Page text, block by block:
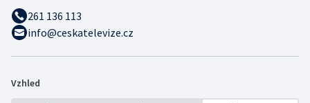
261 136 113
info@ceskatelevize.cz
Vzhled